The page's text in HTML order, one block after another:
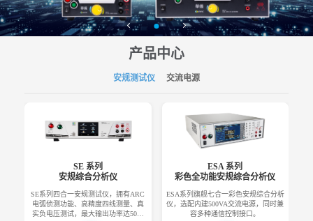
产品中心
安规测试仪 交流电源
SE 系列
安规综合分析仪
SE系列四合一安规测试仪，拥有ARC
电弧侦测功能、高精度四线测量、真
实负电压测试，最大输出功率达50…
ESA 系列
彩色全功能安规综合分析仪
ESA系列旗舰七合一彩色安规综合分析
仪，选配内建500VA交流电源，同时兼
容多种通信控制接口。